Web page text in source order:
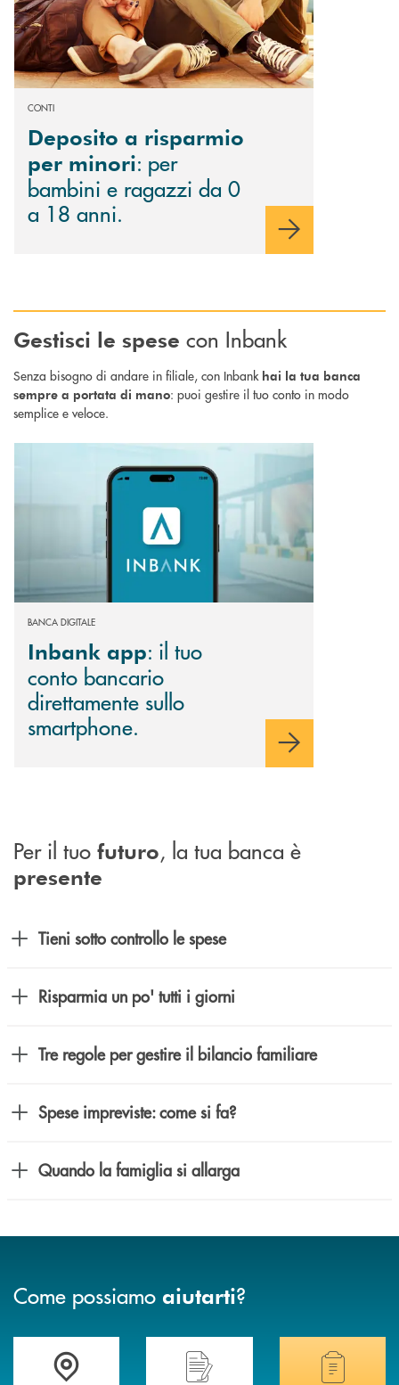
CONTI
Deposito a risparmio
per minori: per
bambini e ragazzi da 0
a 18 anni.
Gestisci le spese con Inbank
Senza bisogno di andare in filiale, con Inbank hai la tua banca
sempre a portata di mano: puoi gestire il tuo conto in modo
semplice e veloce.
Scopri di più Inbank app : il tuo conto bancario direttamente sullo
BANCA DIGITALE
Inbank app: il tuo
conto bancario
direttamente sullo
smartphone.
Per il tuo futuro, la tua banca è
presente
Tieni sotto controllo le spese
Risparmia un po' tutti i giorni
Tre regole per gestire il bilancio familiare
Spese impreviste: come si fa?
Quando la famiglia si allarga
Come possiamo aiutarti?
Accedi all' elenco completo delle filiali della BCC di Spello e del Velino
Hai bisogno di assistenza immediata?
Hai bisogno di